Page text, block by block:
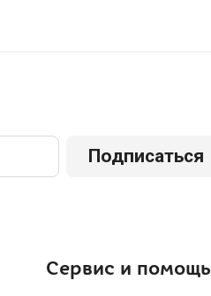
Подписаться
Сервис и помощь